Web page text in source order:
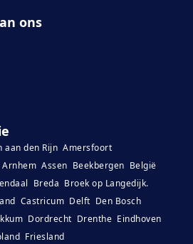
ons
aan den Rijn Amersfoort
Arnhem Assen Beekbergen België
Breda Broek op Langedijk.
Castricum Delft Den Bosch
Dordrecht Drenthe Eindhoven
Friesland